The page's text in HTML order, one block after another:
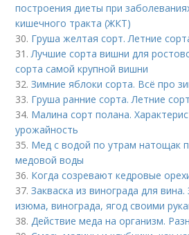
построения диеты при
кишечного тракта (ЖКТ)
30. Груша желтая сорт. Летние
31. Лучшие сорта вишни для
сорта самой крупной вишни
32.Зимние яблоки сорта. Всё про
33. Груша ранние сорта. Летние
34. Малина сорт полана.
урожайность
35. Мед с водой по утрам натощак
медовой воды
36. Когда созревают кедровые
37.Закваска из винограда для
изюма, винограда, ягод своими
38. Действие меда на организм.